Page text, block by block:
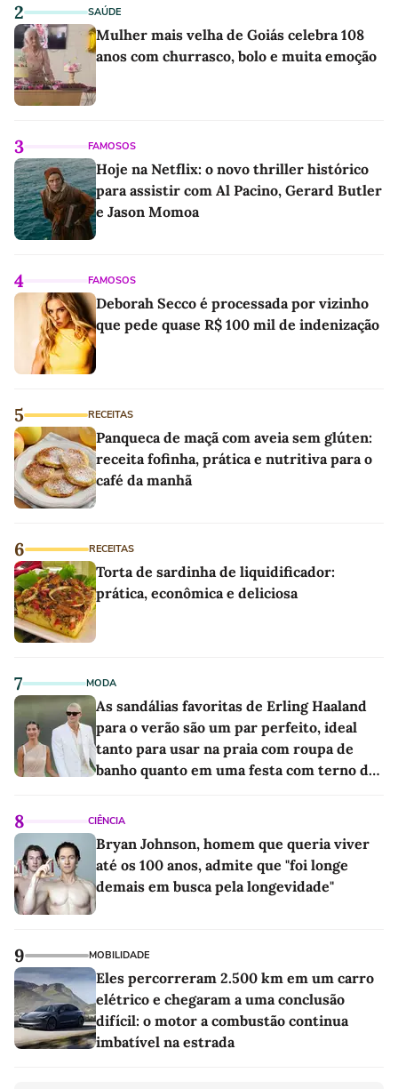
2 SAÚDE
Mulher mais velha de Goiás celebra 108
anos com churrasco, bolo e muita emoção
3 FAMOSOS
Hoje na Netflix: o novo thriller histórico
para assistir com Al Pacino, Gerard Butler
e Jason Momoa
4 FAMOSOS
Deborah Secco é processada por vizinho
que pede quase R$ 100 mil de indenização
5 RECEITAS
Panqueca de maçã com aveia sem glúten:
receita fofinha, prática e nutritiva para o
café da manhã
6 RECEITAS
Torta de sardinha de liquidificador:
prática, econômica e deliciosa
7 MODA
As sandálias favoritas de Erling Haaland
para o verão são um par perfeito, ideal
tanto para usar na praia com roupa de
banho quanto em uma festa com terno de
8 CIÊNCIA
Bryan Johnson, homem que queria viver
até os 100 anos, admite que "foi longe
demais em busca pela longevidade"
9 MOBILIDADE
Eles percorreram 2.500 km em um carro
elétrico e chegaram a uma conclusão
difícil: o motor a combustão continua
imbatível na estrada